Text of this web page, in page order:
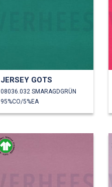
JERSEY GOTS
08036.032 SMARAGDGRÜN
95%CO/5%EA